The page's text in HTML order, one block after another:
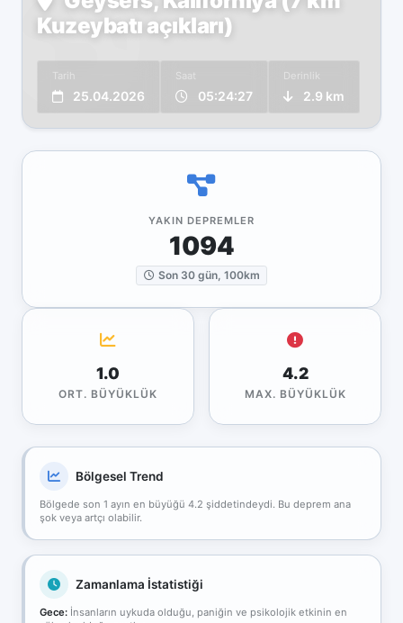
Kuzeybatı açıkları)
Tarih
25.04.2026
Saat
05:24:27
Derinlik
2.9 km
YAKIN DEPREMLER
1094
Son 30 gün, 100km
1.0
ORT. BÜYÜKLÜK
4.2
MAX. BÜYÜKLÜK
Bölgesel Trend
Bölgede son 1 ayın en büyüğü 4.2 şiddetindeydi. Bu deprem ana
şok veya artçı olabilir.
Zamanlama İstatistiği
Gece: İnsanların uykuda olduğu, paniğin ve psikolojik etkinin en